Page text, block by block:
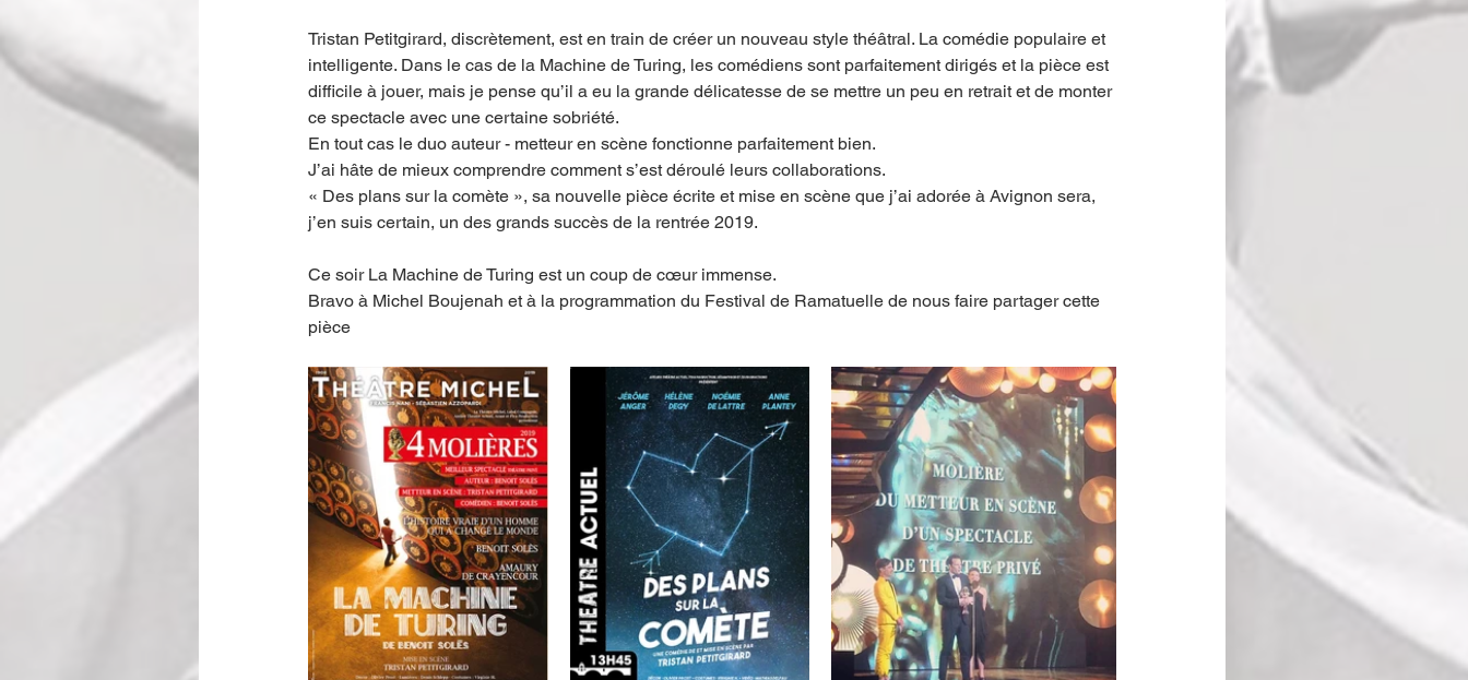
Tristan Petitgirard, discrètement, est en train de créer un nouveau style théâtral. La comédie populaire et
intelligente. Dans le cas de la Machine de Turing, les comédiens sont parfaitement dirigés et la pièce est
difficile à jouer, mais je pense qu’il a eu la grande délicatesse de se mettre un peu en retrait et de monter
ce spectacle avec une certaine sobriété.
En tout cas le duo auteur - metteur en scène fonctionne parfaitement bien.
J’ai hâte de mieux comprendre comment s’est déroulé leurs collaborations.
« Des plans sur la comète », sa nouvelle pièce écrite et mise en scène que j’ai adorée à Avignon sera,
j’en suis certain, un des grands succès de la rentrée 2019.
Ce soir La Machine de Turing est un coup de cœur immense.
Bravo à Michel Boujenah et à la programmation du Festival de Ramatuelle de nous faire partager cette
pièce